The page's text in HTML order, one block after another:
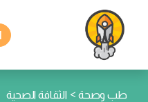
طب وصحة > الثقافة الصحية